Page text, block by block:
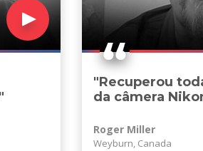
"Recuperou
da câmera
Roger Miller
Weyburn, Canada